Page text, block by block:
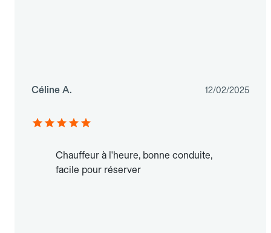
Céline A. 12/02/2025
Chauffeur à l'heure, bonne conduite,
facile pour réserver